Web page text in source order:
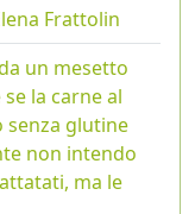
Frattolin
un mesetto
la carne al
senza glutine
non intendo
ma le